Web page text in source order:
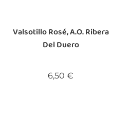
Valsotillo Rosé, A.O. Ribera
Del Duero
6,50 €